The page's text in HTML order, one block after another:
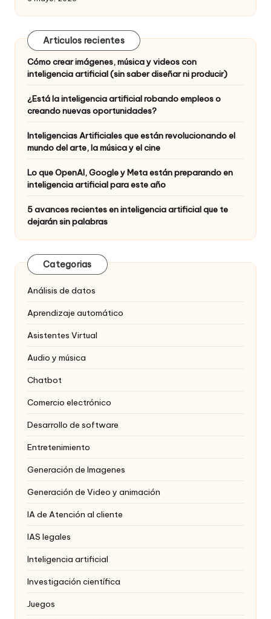
Articulos recientes
Cómo crear imágenes, música y videos con
inteligencia artificial (sin saber diseñar ni producir)
¿Está la inteligencia artificial robando empleos o
creando nuevas oportunidades?
Inteligencias Artificiales que están revolucionando el
mundo del arte, la música y el cine
Lo que OpenAI, Google y Meta están preparando en
inteligencia artificial para este año
5 avances recientes en inteligencia artificial que te
dejarán sin palabras
Categorias
Análisis de datos
Aprendizaje automático
Asistentes Virtual
Audio y música
Chatbot
Comercio electrónico
Desarrollo de software
Entretenimiento
Generación de Imagenes
Generación de Video y animación
IA de Atención al cliente
IAS legales
Inteligencia artificial
Investigación científica
Juegos